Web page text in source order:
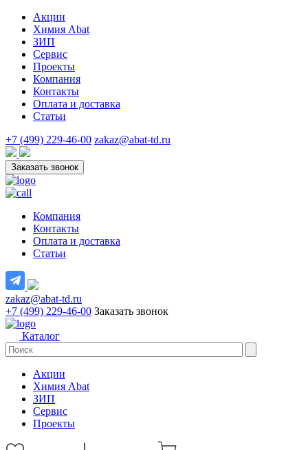
Акции
Химия Abat
ЗИП
Сервис
Проекты
Компания
Контакты
Оплата и доставка
Статьи
+7 (499) 229-46-00 zakaz@abat-td.ru
Заказать звонок
Компания
Контакты
Оплата и доставка
Статьи
zakaz@abat-td.ru
+7 (499) 229-46-00 Заказать звонок
Каталог
Акции
Химия Abat
ЗИП
Сервис
Проекты